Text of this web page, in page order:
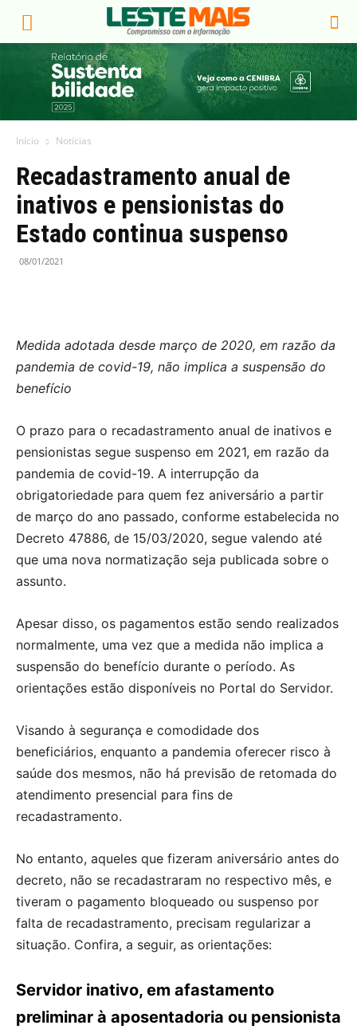
Início Notícias
Recadastramento anual de
inativos e pensionistas do
Estado continua suspenso
08/01/2021
Medida adotada desde março de 2020, em razão da
pandemia de covid-19, não implica a suspensão do
benefício
O prazo para o recadastramento anual de inativos e
pensionistas segue suspenso em 2021, em razão da
pandemia de covid-19. A interrupção da
obrigatoriedade para quem fez aniversário a partir
de março do ano passado, conforme estabelecida no
Decreto 47886, de 15/03/2020, segue valendo até
que uma nova normatização seja publicada sobre o
assunto.
Apesar disso, os pagamentos estão sendo realizados
normalmente, uma vez que a medida não implica a
suspensão do benefício durante o período. As
orientações estão disponíveis no Portal do Servidor.
Visando à segurança e comodidade dos
beneficiários, enquanto a pandemia oferecer risco à
saúde dos mesmos, não há previsão de retomada do
atendimento presencial para fins de
recadastramento.
No entanto, aqueles que fizeram aniversário antes do
decreto, não se recadastraram no respectivo mês, e
tiveram o pagamento bloqueado ou suspenso por
falta de recadastramento, precisam regularizar a
situação. Confira, a seguir, as orientações:
Servidor inativo, em afastamento
preliminar à aposentadoria ou pensionista